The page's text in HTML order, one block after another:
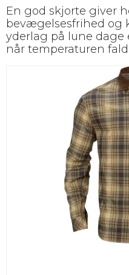
En god skjorte giver
bevægelsesfrihed og
yderlag på lune dage
når temperaturen